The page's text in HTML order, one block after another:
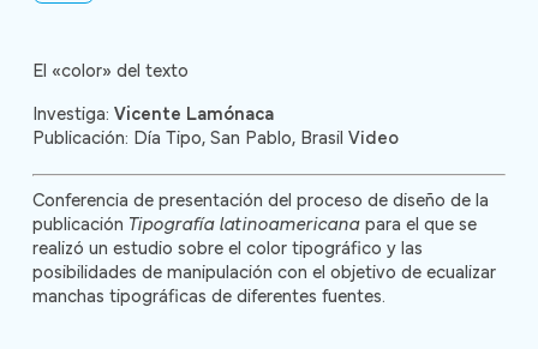
El «color» del texto
Investiga: Vicente Lamónaca
Publicación: Día Tipo, San Pablo, Brasil Video
Conferencia de presentación del proceso de diseño de la
publicación Tipografía latinoamericanapara el que se
realizó un estudio sobre el color tipográfico y las
posibilidades de manipulación con el objetivo de ecualizar
manchas tipográficas de diferentes fuentes.